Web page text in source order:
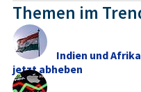
Themen im
Indien und
jetzt abheben